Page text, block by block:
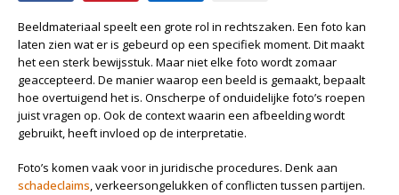
Beeldmateriaal speelt een grote rol in rechtszaken. Een foto kan
laten zien wat er is gebeurd op een specifiek moment. Dit maakt
het een sterk bewijsstuk. Maar niet elke foto wordt zomaar
geaccepteerd. De manier waarop een beeld is gemaakt, bepaalt
hoe overtuigend het is. Onscherpe of onduidelijke foto’s roepen
juist vragen op. Ook de context waarin een afbeelding wordt
gebruikt, heeft invloed op de interpretatie.
Foto’s komen vaak voor in juridische procedures. Denk aan
schadeclaims, verkeersongelukken of conflicten tussen partijen.